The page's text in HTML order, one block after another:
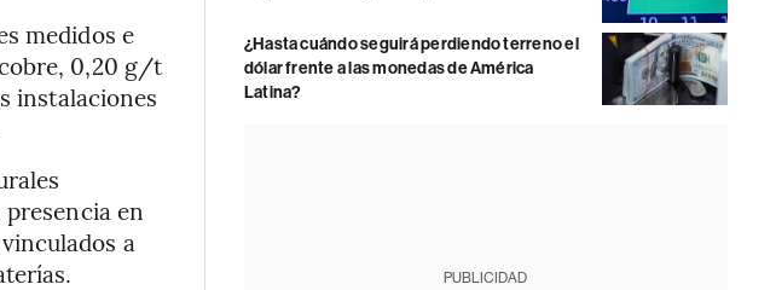
medidos e
0,20 g/t
instalaciones
en
a
¿Hasta cuándo seguirá perdiendo terreno el
dólar frente a las monedas de América
Latina?
PUBLICIDAD